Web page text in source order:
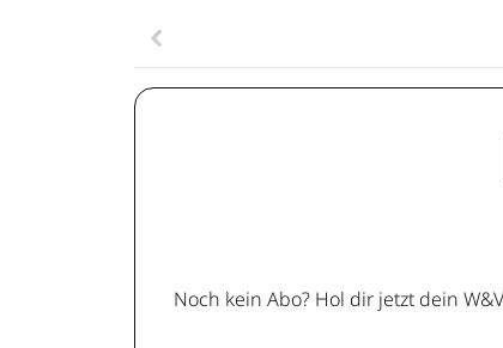
Noch kein Abo? Hol dir jetzt dein